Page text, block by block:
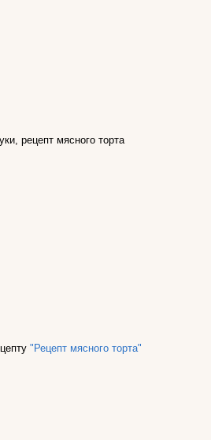
, рецепт мясного торта
"Рецепт мясного торта"